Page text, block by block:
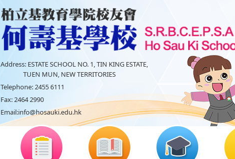
Address: ESTATE SCHOOL NO. 1, TIN KING ESTATE,
TUEN MUN, NEW TERRITORIES
Telephone:2455 6111
Fax:2464 2990
Email:info@hosauki.edu.hk